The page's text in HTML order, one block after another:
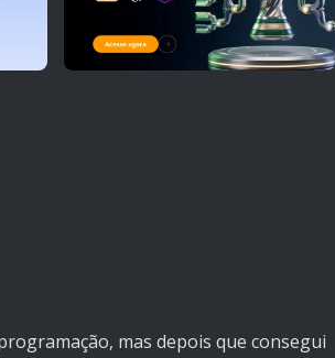
mas depois que consegui